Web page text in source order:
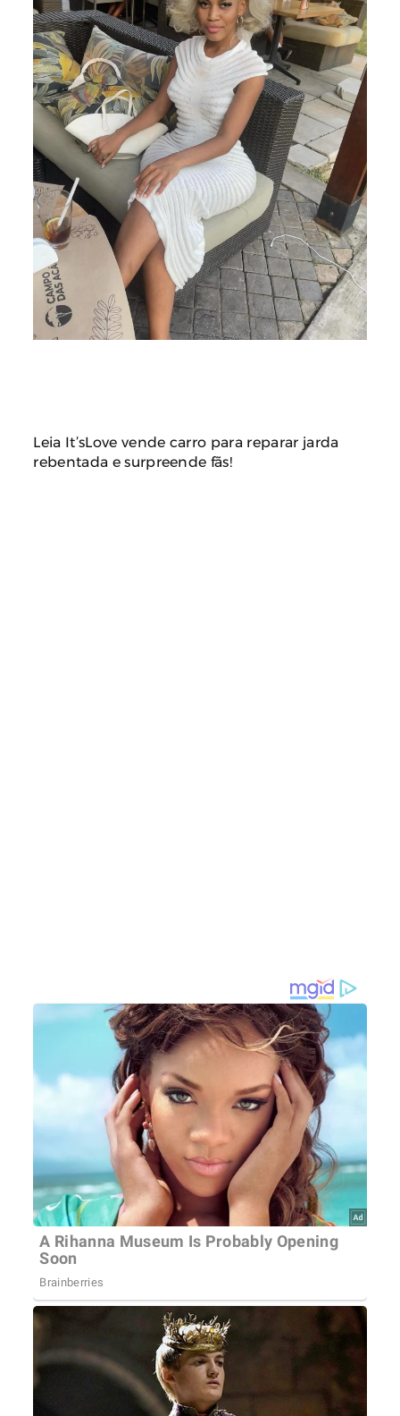
Leia It’sLove vende carro para reparar jarda
rebentada e surpreende fãs!